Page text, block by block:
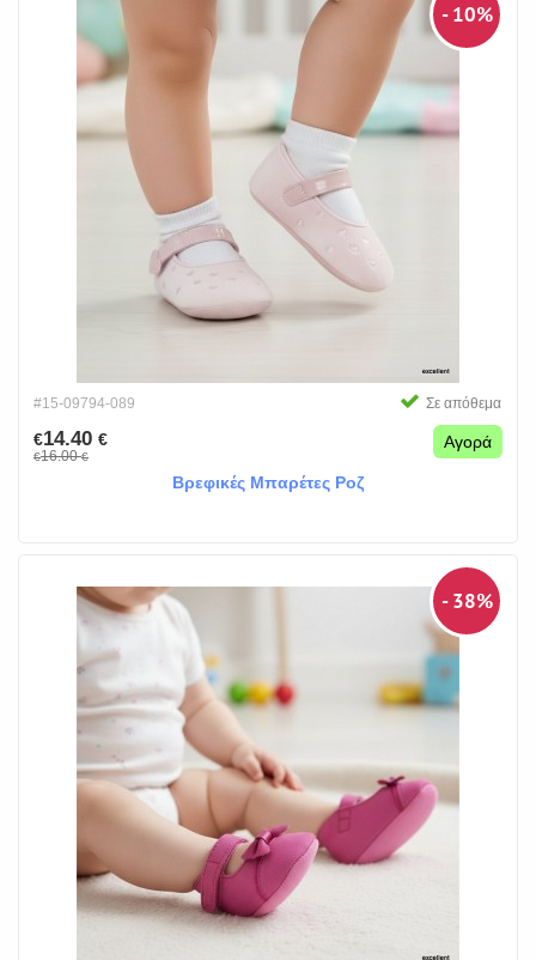
- 10%
#15-09794-089 Σε απόθεμα
€14.40 €
€16.00€
Αγορά
Βρεφικές Μπαρέτες Ροζ
- 38%